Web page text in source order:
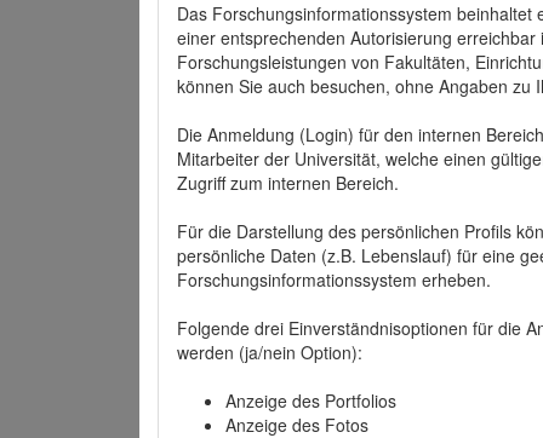
Das Forschungsinformationssystem beinhaltet
einer entsprechenden Autorisierung
Forschungsleistungen von Fakultäten,
können Sie auch besuchen, ohne Angaben zu
Die Anmeldung (Login) für den internen
Mitarbeiter der Universität, welche einen
Zugriff zum internen Bereich.
Für die Darstellung des persönlichen Profils
persönliche Daten (z.B. Lebenslauf) für eine
Forschungsinformationssystem erheben.
Folgende drei Einverständnisoptionen für die
werden (ja/nein Option):
Anzeige des Portfolios
Anzeige des Fotos